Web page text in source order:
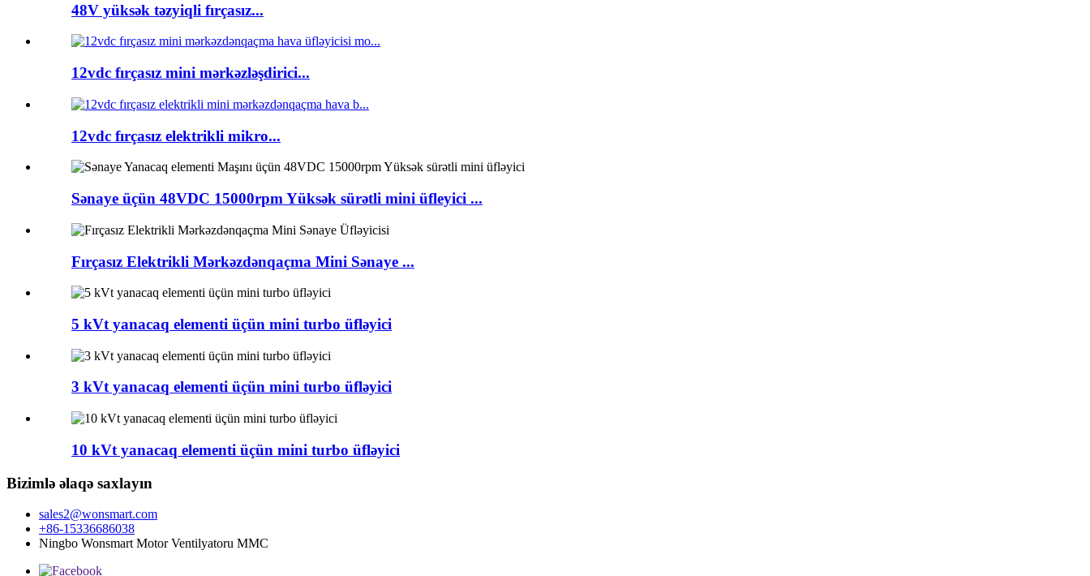
48V yüksək təzyiqli fırçasız...
12vdc fırçasız mini mərkəzləşdirici...
12vdc fırçasız elektrikli mikro...
Sənaye üçün 48VDC 15000rpm Yüksək sürətli mini üfleyici ...
Fırçasız Elektrikli Mərkəzdənqaçma Mini Sənaye ...
5 kVt yanacaq elementi üçün mini turbo üfləyici
3 kVt yanacaq elementi üçün mini turbo üfləyici
10 kVt yanacaq elementi üçün mini turbo üfləyici
Bizimlə əlaqə saxlayın
sales2@wonsmart.com
+86-15336686038
Ningbo Wonsmart Motor Ventilyatoru MMC